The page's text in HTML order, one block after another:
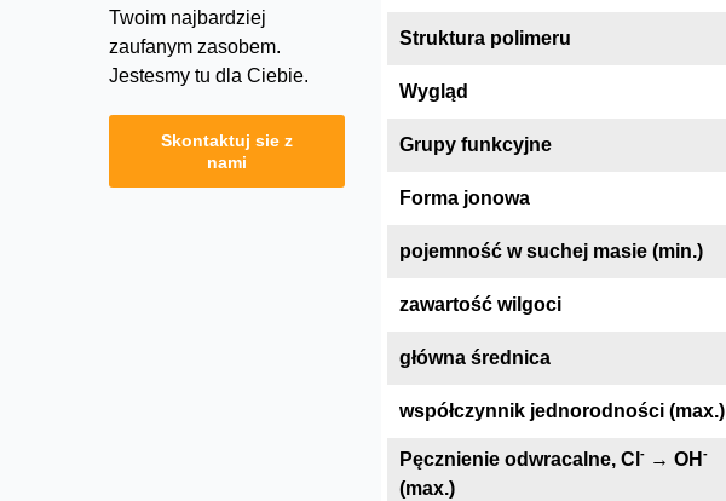
Twoim najbardziej
zaufanym zasobem.
Jestesmy tu dla Ciebie.
Skontaktuj sie z
nami
Struktura polimeru
Wygląd
Grupy funkcyjne
Forma jonowa
pojemność w suchej masie (min.)
zawartość wilgoci
główna średnica
współczynnik jednorodności (max.)
Pęcznienie odwracalne, Cl -→ OH -
(max.)